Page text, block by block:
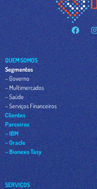
QUEM SOMOS
Segmentos
– Governo
– Multimercados
– Saúde
– Serviços Financeiros
Clientes
Parceiros
– IBM
– Oracle
– Bionexo Tasy
SERVIÇOS